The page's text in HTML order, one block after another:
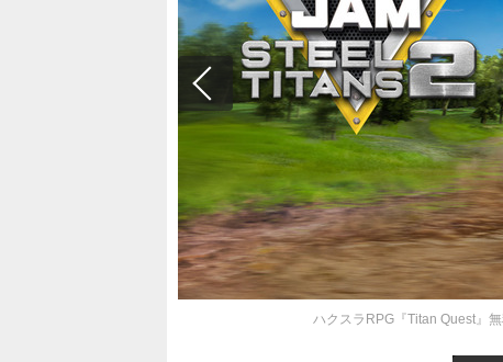
ハクスラRPG『Titan Quest』